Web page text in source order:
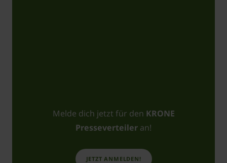
Melde dich jetzt für den KRONE
Presseverteiler an!
JETZT ANMELDEN!